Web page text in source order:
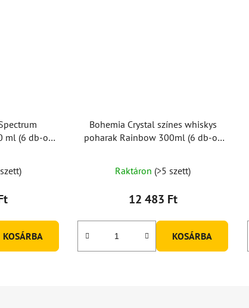
ml (6 db-os
KOSÁRBA
Bohemia Crystal színes whiskys
poharak Rainbow 300ml (6 db-os
Raktáron (>5 szett)
12 483 Ft
KOSÁRBA